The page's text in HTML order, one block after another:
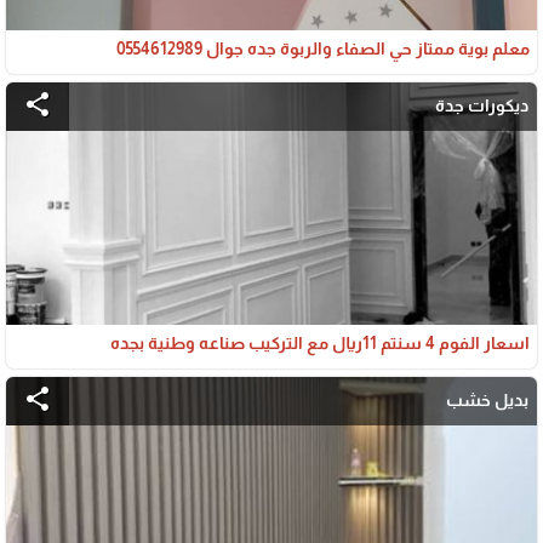
معلم بوية ممتاز حي الصفاء والربوة جده جوال 0554612989
share ديكورات جدة
اسعار الفوم 4 سنتم 11ريال مع التركيب صناعه وطنية بجده
share بديل خشب